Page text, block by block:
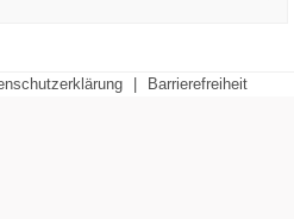
Barrierefreiheit